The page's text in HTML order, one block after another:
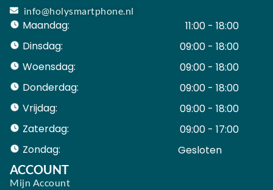
info@holysmartphone.nl
Maandag:
11:00 - 18:00
Dinsdag:
09:00 - 18:00
Woensdag:
09:00 - 18:00
Donderdag:
09:00 - 18:00
Vrijdag:
09:00 - 18:00
Zaterdag:
09:00 - 17:00
Zondag:
Gesloten ​ ​ ​ ​ ​ ​ ​
ACCOUNT
Mijn Account